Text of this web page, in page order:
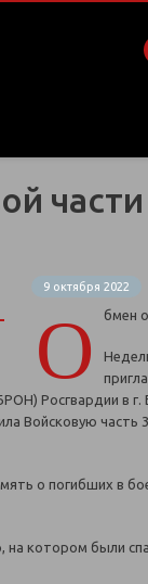
части
9 октября 2022
О бмен
Росгвардии в г.
Войсковую часть
о погибших в
котором были